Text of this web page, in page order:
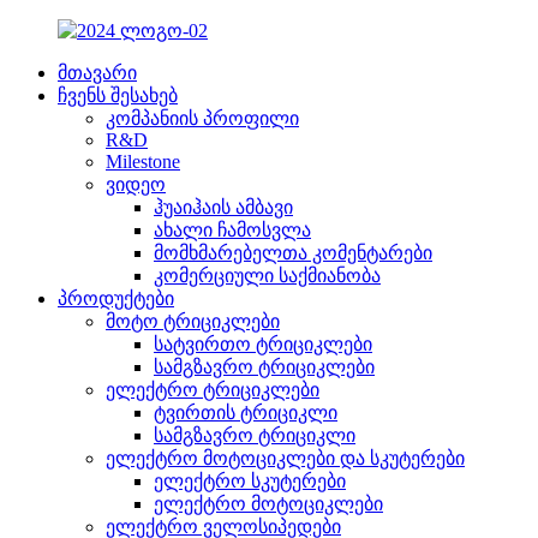
მთავარი
ჩვენს შესახებ
კომპანიის პროფილი
R&D
Milestone
ვიდეო
ჰუაიჰაის ამბავი
ახალი ჩამოსვლა
მომხმარებელთა კომენტარები
კომერციული საქმიანობა
პროდუქტები
მოტო ტრიციკლები
სატვირთო ტრიციკლები
სამგზავრო ტრიციკლები
ელექტრო ტრიციკლები
ტვირთის ტრიციკლი
სამგზავრო ტრიციკლი
ელექტრო მოტოციკლები და სკუტერები
ელექტრო სკუტერები
ელექტრო მოტოციკლები
ელექტრო ველოსიპედები